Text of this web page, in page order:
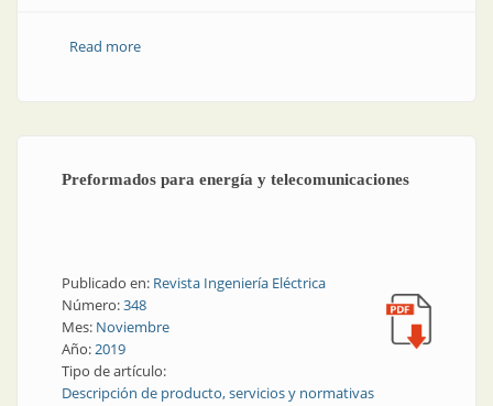
Read moreabout Solución resistente para el tendido de líneas
Preformados para energía y telecomunicaciones
Publicado en: Revista Ingeniería Eléctrica
Número:348
Mes: Noviembre
Año:2019
Tipo de artículo:
Descripción de producto, servicios y normativas